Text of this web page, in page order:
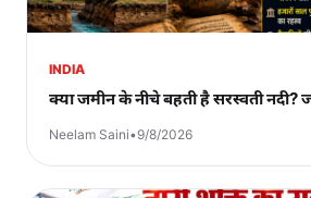
INDIA
क्या जमीन के नीचे बहती है सरस्वती नदी?
Neelam Saini•9/8/2026